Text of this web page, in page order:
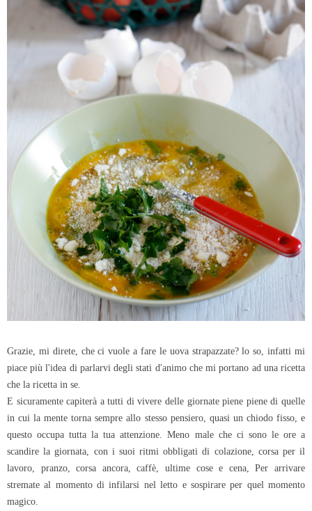
Grazie, mi direte, che ci vuole a fare le uova strapazzate? lo so, infatti mi
piace più l'idea di parlarvi degli stati d'animo che mi portano ad una ricetta
che la ricetta in se.
E sicuramente capiterà a tutti di vivere delle giornate piene piene di quelle
in cui la mente torna sempre allo stesso pensiero, quasi un chiodo fisso, e
questo occupa tutta la tua attenzione. Meno male che ci sono le ore a
scandire la giornata, con i suoi ritmi obbligati di colazione, corsa per il
lavoro, pranzo, corsa ancora, caffè, ultime cose e cena, Per arrivare
stremate al momento di infilarsi nel letto e sospirare per quel momento
magico.